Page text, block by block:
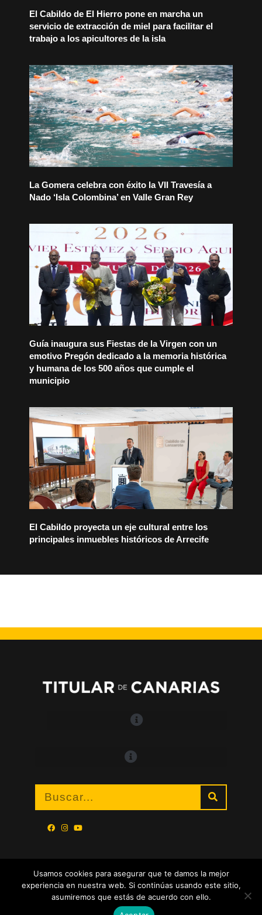
El Cabildo de El Hierro pone en marcha un
servicio de extracción de miel para facilitar el
trabajo a los apicultores de la isla
La Gomera celebra con éxito la VII Travesía a
Nado ‘Isla Colombina’ en Valle Gran Rey
Guía inaugura sus Fiestas de la Virgen con un
emotivo Pregón dedicado a la memoria histórica
y humana de los 500 años que cumple el
municipio
El Cabildo proyecta un eje cultural entre los
principales inmuebles históricos de Arrecife
Usamos cookies para asegurar que te damos la mejor
experiencia en nuestra web. Si continúas usando este sitio,
asumiremos que estás de acuerdo con ello.